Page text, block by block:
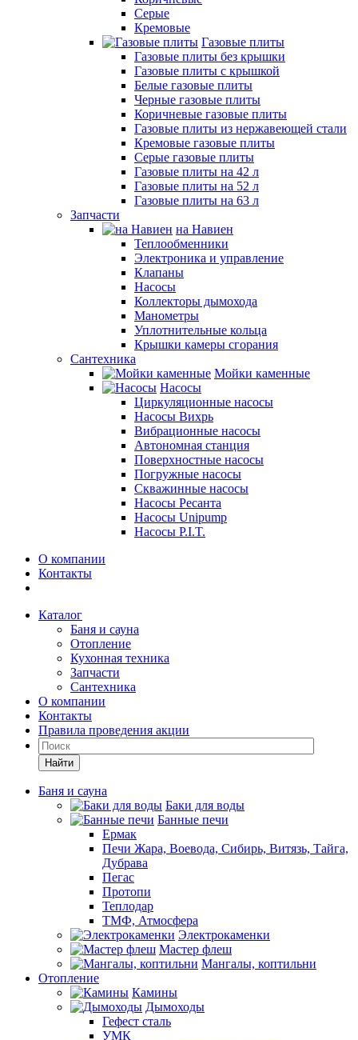
Серые
Кремовые
Газовые плиты
Газовые плиты без крышки
Газовые плиты с крышкой
Белые газовые плиты
Черные газовые плиты
Коричневые газовые плиты
Газовые плиты из нержавеющей стали
Кремовые газовые плиты
Серые газовые плиты
Газовые плиты на 42 л
Газовые плиты на 52 л
Газовые плиты на 63 л
Запчасти
на Навиен
Теплообменники
Электроника и управление
Клапаны
Насосы
Коллекторы дымохода
Манометры
Уплотнительные кольца
Крышки камеры сгорания
Сантехника
Мойки каменные
Насосы
Циркуляционные насосы
Насосы Вихрь
Вибрационные насосы
Автономная станция
Поверхностные насосы
Погружные насосы
Скважинные насосы
Насосы Ресанта
Насосы Unipump
Насосы P.I.T.
О компании
Контакты
Каталог
Баня и сауна
Отопление
Кухонная техника
Запчасти
Сантехника
О компании
Контакты
Правила проведения акции
Найти
Баня и сауна
Баки для воды
Банные печи
Ермак
Печи Жара, Воевода, Сибирь, Витязь, Тайга,
Дубрава
Пегас
Протопи
Теплодар
ТМФ, Атмосфера
Электрокаменки
Мастер флеш
Мангалы, коптильни
Отопление
Камины
Дымоходы
Гефест сталь
УМК